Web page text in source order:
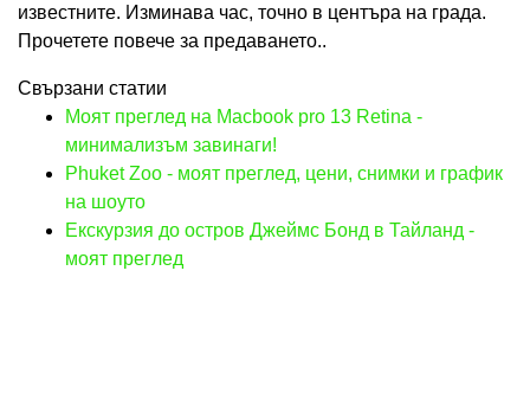
известните. Изминава час, точно в центъра на града.
Прочетете повече за предаването..
Свързани статии
Моят преглед на Macbook pro 13 Retina -
минимализъм завинаги!
Phuket Zoo - моят преглед, цени, снимки и график
на шоуто
Екскурзия до остров Джеймс Бонд в Тайланд -
моят преглед